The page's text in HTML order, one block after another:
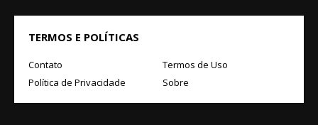
TERMOS E POLÍTICAS
Contato
Termos de Uso
Política de Privacidade
Sobre